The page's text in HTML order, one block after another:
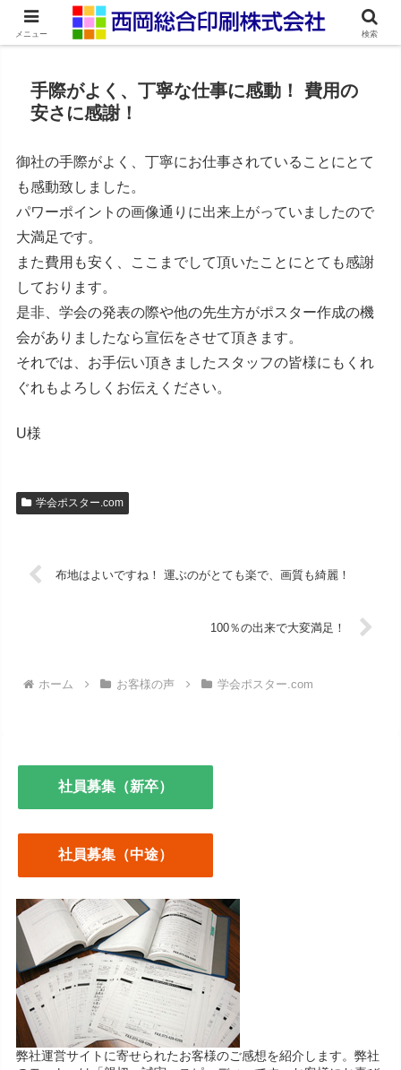
ネット印刷通販・オンデマンド印刷
手際がよく、丁寧な仕事に感動！ 費用の
安さに感謝！
御社の手際がよく、丁寧にお仕事されていることにとて
も感動致しました。
パワーポイントの画像通りに出来上がっていましたので
大満足です。
また費用も安く、ここまでして頂いたことにとても感謝
しております。
是非、学会の発表の際や他の先生方がポスター作成の機
会がありましたなら宣伝をさせて頂きます。
それでは、お手伝い頂きましたスタッフの皆様にもくれ
ぐれもよろしくお伝えください。
U様
学会ポスター.com
布地はよいですね！ 運ぶのがとても楽で、画質も綺麗！
100％の出来で大変満足！
ホーム お客様の声 学会ポスター.com
社員募集（新卒）
社員募集（中途）
弊社運営サイトに寄せられたお客様のご感想を紹介します。弊社
メニュー 検索